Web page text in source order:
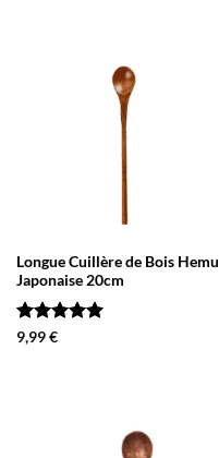
Longue Cuillère de Bois Hemu
Japonaise 20cm
Note
9,99€